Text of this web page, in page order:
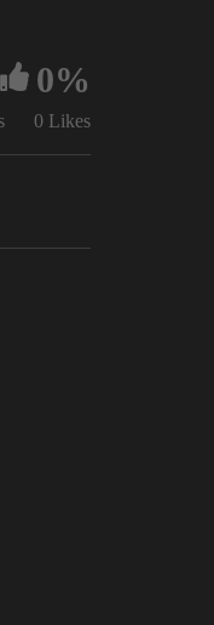
0%
0 Likes